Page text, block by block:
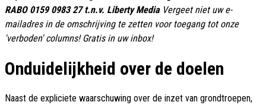
RABO 0159 0983 27 t.n.v. Liberty Media Vergeet niet uw e-
mailadres in de omschrijving te zetten voor toegang tot onze
'verboden' columns! Gratis in uw inbox!
Onduidelijkheid over de doelen
Naast de expliciete waarschuwing over de inzet van grondtroepen,